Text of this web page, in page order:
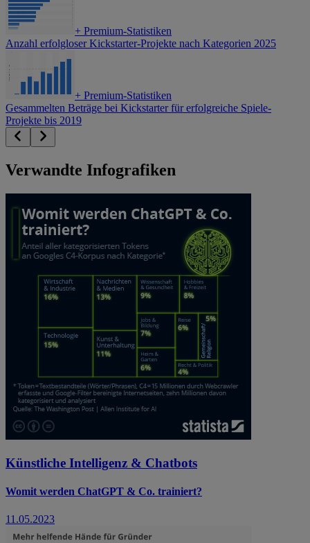
+ Premium-Statistiken
Anzahl erfolgloser Kickstarter-Projekte nach Kategorien 2025
+ Premium-Statistiken
Gesammelten Beträge bei Kickstarter für erfolgreiche Spiele-
Projekte bis 2019
Verwandte Infografiken
Künstliche Intelligenz & Chatbots
Womit werden ChatGPT & Co. trainiert?
11.05.2023